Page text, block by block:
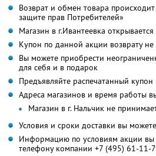
Возврат и обмен товара
защите прав Потребителей»
Магазин в г.Ивантеевка
Купон по данной акции возврату
Вы можете приобрести
для себя и в подарок
Предъявляйте распечатанный купон
Адреса магазинов и время работы
Магазин в г. Нальчик не
Условия и сроки доставки вы
Информацию по условиям акции вы
телефону компании +7 (495) 61-11-